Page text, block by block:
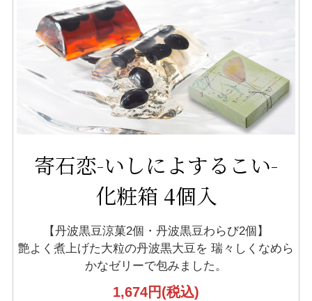
寄石恋-いしによするこい-
化粧箱 4個入
【丹波黒豆涼菓2個・丹波黒豆わらび2個】
艶よく煮上げた大粒の丹波黒大豆を 瑞々しくなめら
かなゼリーで包みました。
1,674円(税込)